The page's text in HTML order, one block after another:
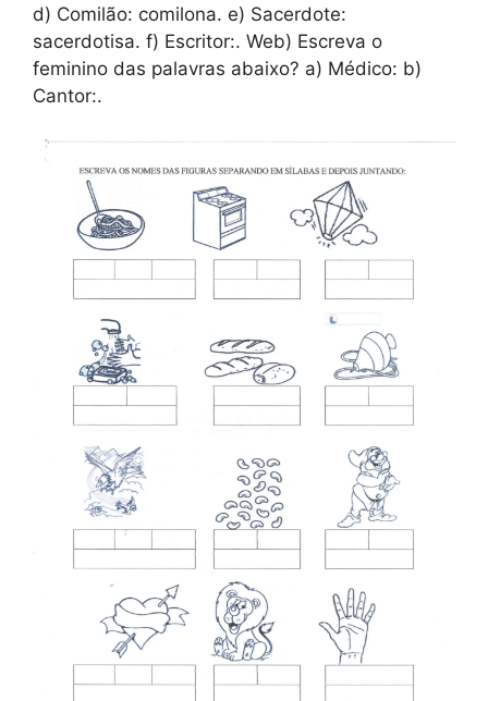
d) Comilão: comilona. e) Sacerdote:
sacerdotisa. f) Escritor:. Web) Escreva o
feminino das palavras abaixo? a) Médico: b)
Cantor:.